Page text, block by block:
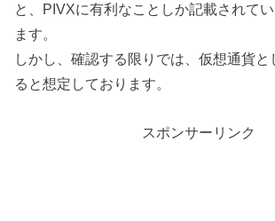
と、PIVXに有利なことしか記載されて
ます。
しかし、確認する限りでは、仮想通貨と
ると想定しております。
スポンサーリンク